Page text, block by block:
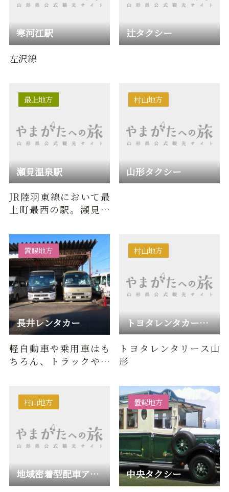
寒河江駅
左沢線
辻タクシー
瀬見温泉駅
最上地方
JR陸羽東線において最
上町最西の駅。瀬見温
街までは徒歩15分の距
離です。
山形タクシー
村山地方
長井レンタカー
置賜地方
軽自動車や乗用車はも
ちろん、トラックやマ
します。
トヨタレンタカー山形駅西口店
村山地方
トヨタレンタリース山
形
地域密着型配車アプリ「きてけろTaxi」
村山地方
中央タクシー
置賜地方